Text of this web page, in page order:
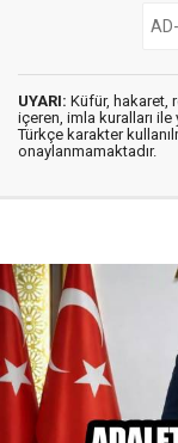
UYARI: Küfür, hakaret,
içeren, imla kuralları ile
Türkçe karakter
onaylanmamaktadır.